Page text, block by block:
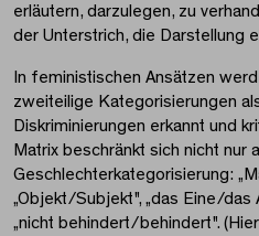
erläutern, darzulegen, zu
der Unterstrich, die Darstellung
In feministischen Ansätzen
zweiteilige Kategorisierungen
Diskriminierungen erkannt und
Matrix beschränkt sich nicht nur
Geschlechterkategorisierung:
„Objekt/Subjekt", „das Eine/das
„nicht behindert/behindert".